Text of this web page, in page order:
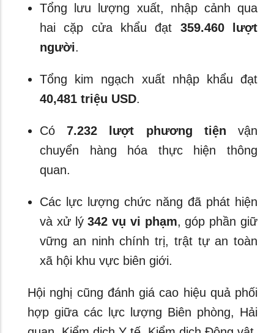
Tổng lưu lượng xuất, nhập cảnh qua
hai cặp cửa khẩu đạt 359.460 lượt
người.
Tổng kim ngạch xuất nhập khẩu đạt
40,481 triệu USD.
Có7.232 lượt phương tiện vận
chuyển hàng hóa thực hiện thông
quan.
Các lực lượng chức năng đã phát hiện
và xử lý342 vụ vi phạm, góp phần giữ
vững an ninh chính trị, trật tự an toàn
xã hội khu vực biên giới.
Hội nghị cũng đánh giá cao hiệu quả phối
hợp giữa các lực lượng Biên phòng, Hải